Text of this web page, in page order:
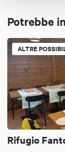
Potrebbe
ALTRE
Rifugio